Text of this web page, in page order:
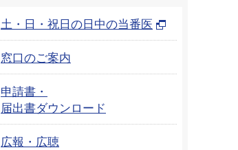
土・日・祝日の日中の当番医
窓口のご案内
申請書・
届出書ダウンロード
広報・広聴